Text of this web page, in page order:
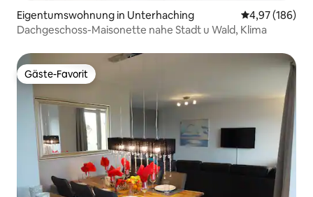
Eigentumswohnung in Unterhaching
4,97 (186)
Dachgeschoss-Maisonette nahe Stadt u Wald, Klima
Gäste-Favorit
Gäste-Favorit